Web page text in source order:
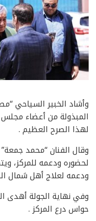
وأشاد الخبير السياحي
المبذولة من أعضاء مجلس
لهذا الصرح العظيم .
وقال الفنان “محمد
لحضوره ودعمه للمركز،
ودعمه لعلاج أهل شمال
وفي نهاية الجولة أهدى
حواس درع المركز .